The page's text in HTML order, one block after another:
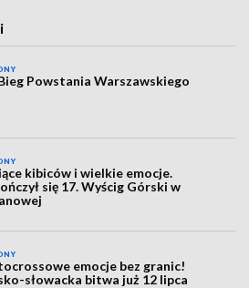
Powstania Warszawskiego
kibiców i wielkie emocje.
się 17. Wyścig Górski w
emocje bez granic!
słowacka bitwa już 12 lipca